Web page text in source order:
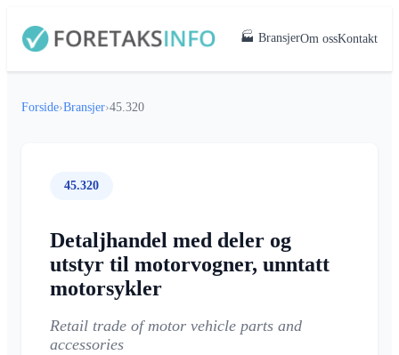
🏭 BransjerOm ossKontakt
Forside›Bransjer›45.320
45.320
Detaljhandel med deler og
utstyr til motorvogner, unntatt
motorsykler
Retail trade of motor vehicle parts and
accessories